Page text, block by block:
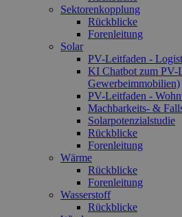
Sektorenkopplung
Rückblicke
Forenleitung
Solar
PV-Leitfaden -
KI Chatbot zum PV-
Gewerbe­immo­bilien)
PV-Leitfaden -
Machbarkeits- &
Solarpotenzialstudie
Rückblicke
Forenleitung
Wärme
Rückblicke
Forenleitung
Wasserstoff
Rückblicke